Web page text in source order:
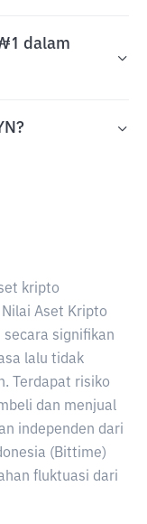
dalam
kripto
Aset Kripto
signifikan
lalu tidak
Terdapat risiko
dan menjual
independen dari
(Bittime)
fluktuasi dari